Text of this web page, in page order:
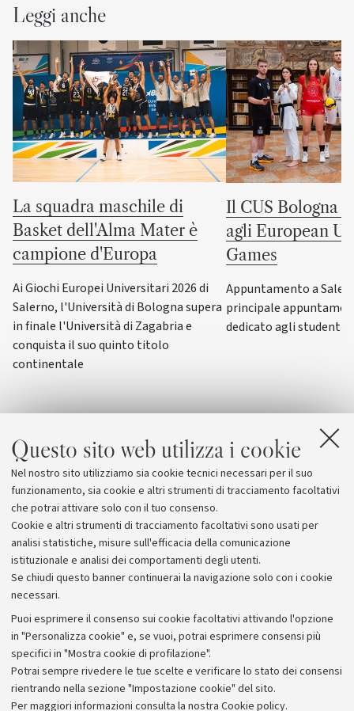
Questo sito web utilizza i cookie
Nel nostro sito utilizziamo sia cookie tecnici necessari per il suo
funzionamento, sia cookie e altri strumenti di tracciamento facoltativi
che potrai attivare solo con il tuo consenso.
Cookie e altri strumenti di tracciamento facoltativi sono usati per
analisi statistiche, misure sull'efficacia della comunicazione
istituzionale e analisi dei comportamenti degli utenti.
Se chiudi questo banner continuerai la navigazione solo con i cookie
necessari.
Puoi esprimere il consenso sui cookie facoltativi attivando l'opzione
in "Personalizza cookie" e, se vuoi, potrai esprimere consensi più
specifici in "Mostra cookie di profilazione".
Potrai sempre rivedere le tue scelte e verificare lo stato dei consensi
rientrando nella sezione "Impostazione cookie" del sito.
Per maggiori informazioni consulta la nostra Cookie policy.
Leggi anche
La squadra maschile di
Basket dell'Alma Mater è
campione d'Europa
Ai Giochi Europei Universitari 2026 di
Salerno, l'Università di Bologna supera
in finale l'Università di Zagabria e
conquista il suo quinto titolo
continentale
Il CUS Bologna
agli European
Games
Appuntamento a
principale
dedicato agli
Archivio
Comunicati stampa
Redazione
Rassegna stampa